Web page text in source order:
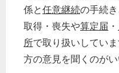
係と任意継続の手続
取得・喪失や算定届 ・
所で取り扱いしてい
方の意見を聞くのが